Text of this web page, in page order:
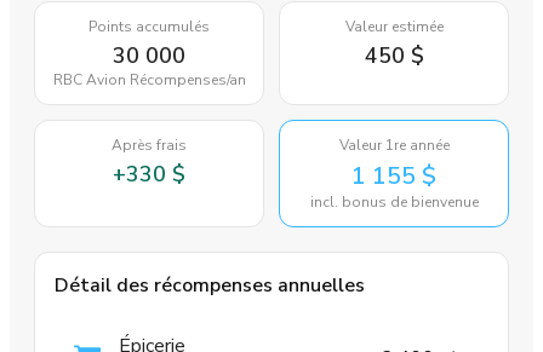
Points accumulés
30 000
RBC Avion Récompenses/an
Valeur estimée
450 $
Après frais
+330 $
Valeur 1re année
1 155 $
incl. bonus de bienvenue
Détail des récompenses annuelles
Épicerie